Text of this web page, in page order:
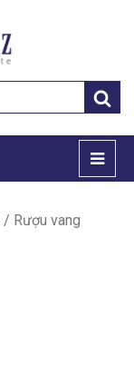
/ Rượu vang